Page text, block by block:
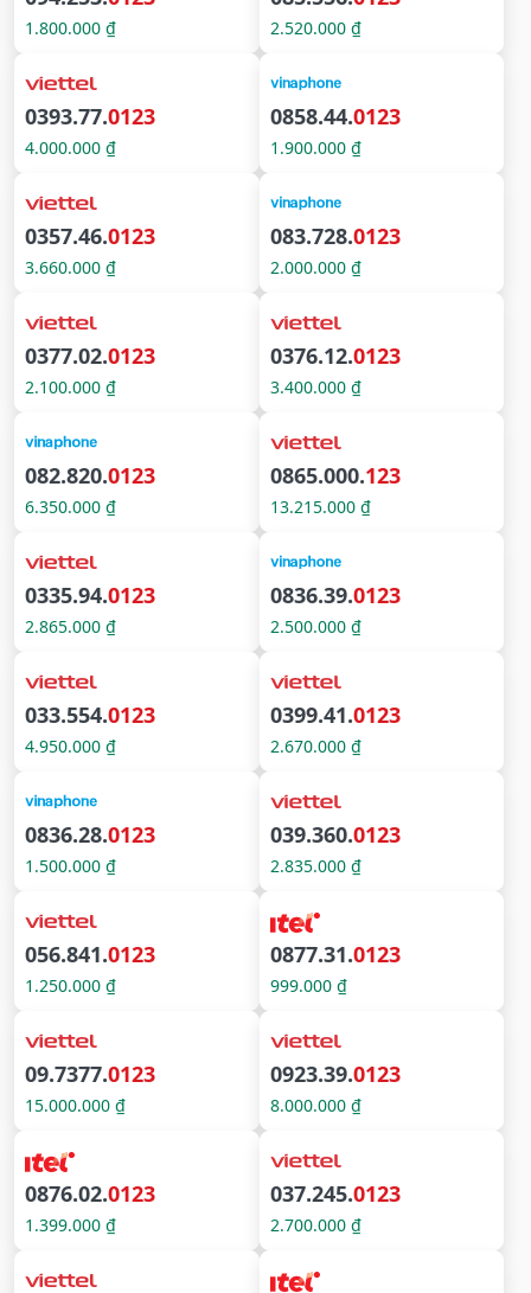
1.800.000 ₫ 2.520.000 ₫
0393.77.0123
4.000.000 ₫
0858.44.0123
1.900.000 ₫
0357.46.0123
3.660.000 ₫
083.728.0123
2.000.000 ₫
0377.02.0123
2.100.000 ₫
0376.12.0123
3.400.000 ₫
082.820.0123
6.350.000 ₫
0865.000.123
13.215.000 ₫
0335.94.0123
2.865.000 ₫
0836.39.0123
2.500.000 ₫
033.554.0123
4.950.000 ₫
0399.41.0123
2.670.000 ₫
0836.28.0123
1.500.000 ₫
039.360.0123
2.835.000 ₫
056.841.0123
1.250.000 ₫
0877.31.0123
999.000 ₫
09.7377.0123
15.000.000 ₫
0923.39.0123
8.000.000 ₫
0876.02.0123
1.399.000 ₫
037.245.0123
2.700.000 ₫